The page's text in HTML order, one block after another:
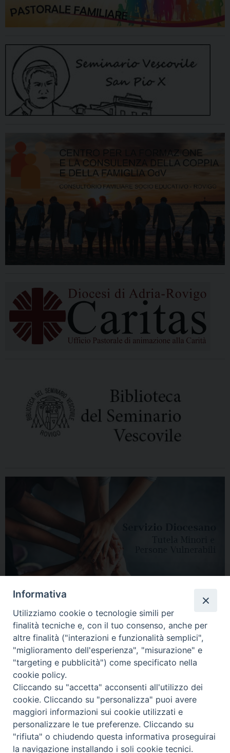
HOME DIOCESI VESCOVO CURIA VESCOVILE NEWS
APPUNTAMENTI CONTATTI SERVIZIO ANTENATI
Copyright © 2018 - 2021Diocesi di Adria Rovigo.All Rights Reserved.
Informativa
Utilizziamo cookie o tecnologie simili per
finalità tecniche e, con il tuo consenso, anche per
altre finalità ("interazioni e funzionalità semplici",
"miglioramento dell'esperienza", "misurazione" e
"targeting e pubblicità") come specificato nella
cookie policy.
Cliccando su "accetta" acconsenti all'utilizzo dei
cookie. Cliccando su "personalizza" puoi avere
maggiori informazioni sui cookie utilizzati e
personalizzare le tue preferenze. Cliccando su
"rifiuta" o chiudendo questa informativa proseguirai
la navigazione installando i soli cookie tecnici.